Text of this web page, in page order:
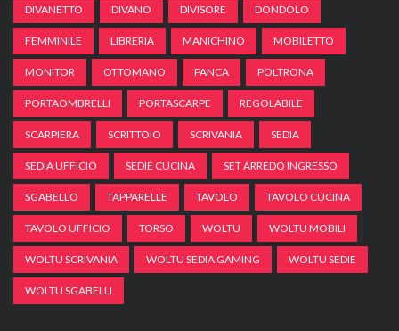
DIVANETTO DIVANO DIVISORE DONDOLO
FEMMINILE LIBRERIA MANICHINO MOBILETTO
MONITOR OTTOMANO PANCA POLTRONA
PORTAOMBRELLI PORTASCARPE REGOLABILE
SCARPIERA SCRITTOIO SCRIVANIA SEDIA
SEDIA UFFICIO SEDIE CUCINA SET ARREDO INGRESSO
SGABELLO TAPPARELLE TAVOLO TAVOLO CUCINA
TAVOLO UFFICIO TORSO WOLTU WOLTU MOBILI
WOLTU SCRIVANIA WOLTU SEDIA GAMING WOLTU SEDIE
WOLTU SGABELLI